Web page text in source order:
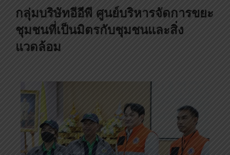
กลุ่มบริษัทอีอีพี ศูนย์บริหารจัดการขยะ
ชุมชนที่เป็นมิตรกับชุมชนและสิ่ง
แวดล้อม